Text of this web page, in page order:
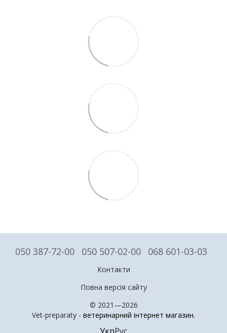
050 387-72-00 050 507-02-00 068 601-03-03
Контакти
Повна версія сайту
© 2021—2026
Vet-preparaty - ветеринарний інтернет магазин.